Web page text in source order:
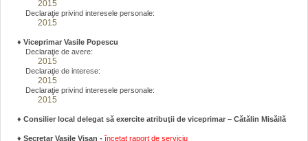
2015
Declaraţie privind interesele personale:
2015
♦ Viceprimar Vasile Popescu
Declaraţie de avere:
2015
Declaraţie de interese:
2015
Declaraţie privind interesele personale:
2015
♦ Consilier local delegat să exercite atribuţii de viceprimar – Cătălin Misăilă
♦ Secretar Vasile Vişan - încetat raport de serviciu